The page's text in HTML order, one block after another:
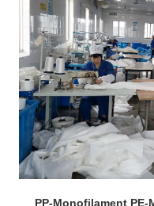
PP-Monofilament